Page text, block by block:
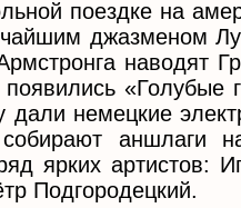
поездке на
джазменом
наводят
дали немецкие
собирают аншлаги
ярких артистов:
Подгородецкий.